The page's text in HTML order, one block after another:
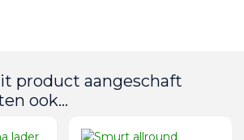
product aangeschaft
ook...